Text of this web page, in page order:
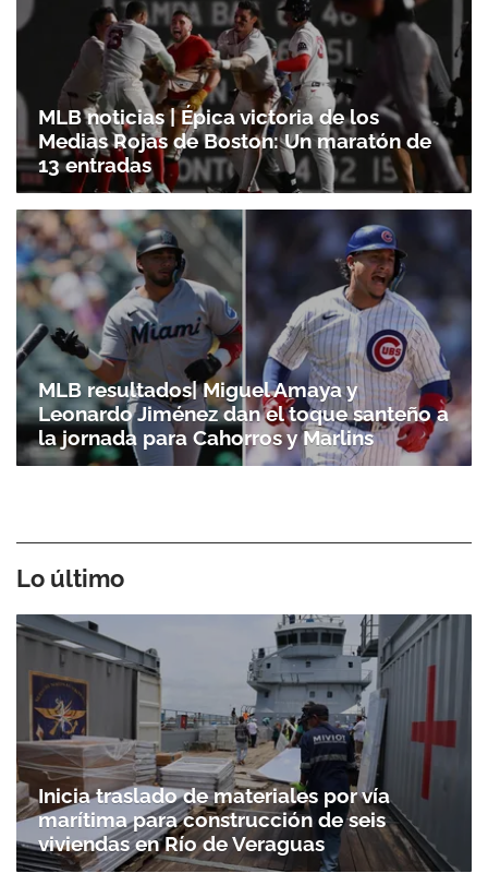
MLB noticias | Épica victoria de los
Medias Rojas de Boston: Un maratón de
13 entradas
MLB resultados| Miguel Amaya y
Leonardo Jiménez dan el toque santeño a
la jornada para Cahorros y Marlins
Lo último
Inicia traslado de materiales por vía
marítima para construcción de seis
viviendas en Río de Veraguas